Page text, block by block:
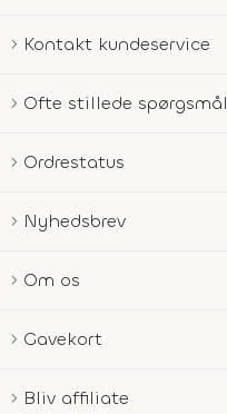
Kontakt kundeservice
Ofte stillede spørgsmål
Ordrestatus
Nyhedsbrev
Om os
Gavekort
Bliv affiliate